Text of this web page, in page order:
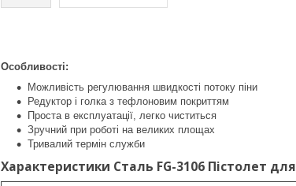
Особливості:
Можливість регулювання швидкості потоку піни
Редуктор і голка з тефлоновим покриттям
Проста в експлуатації, легко чиститься
Зручний при роботі на великих площах
Тривалий термін служби
Характеристики Сталь FG-3106 Пістолет